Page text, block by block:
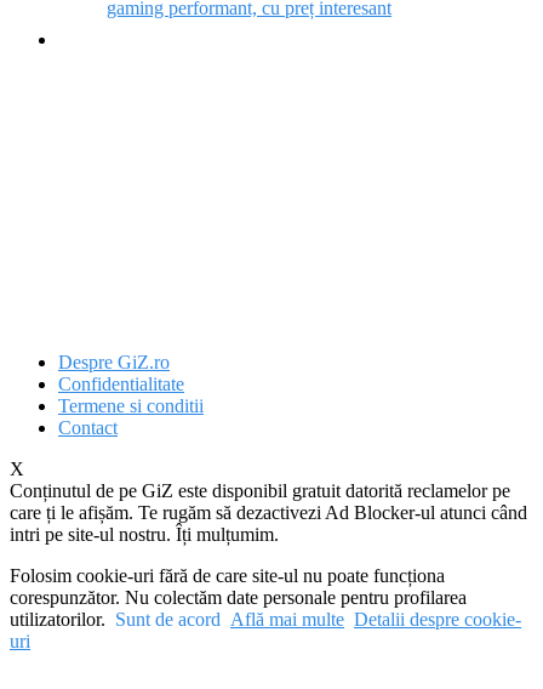
gaming performant, cu preț interesant
Despre GiZ.ro
Confidentialitate
Termene si conditii
Contact
X
Conținutul de pe GiZ este disponibil gratuit datorită reclamelor pe
care ți le afișăm. Te rugăm să dezactivezi Ad Blocker-ul atunci când
intri pe site-ul nostru. Îți mulțumim.
Folosim cookie-uri fără de care site-ul nu poate funcționa
corespunzător. Nu colectăm date personale pentru profilarea
utilizatorilor. Sunt de acord Află mai multe Detalii despre cookie-
uri